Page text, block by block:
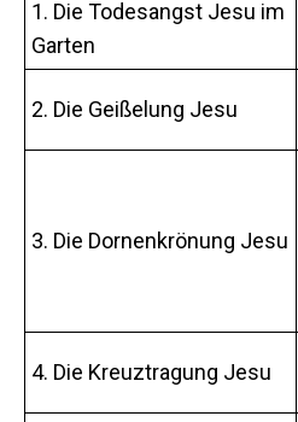
1. Die Todesangst Jesu im
Garten
2. Die Geißelung Jesu
3. Die Dornenkrönung Jesu
4. Die Kreuztragung Jesu